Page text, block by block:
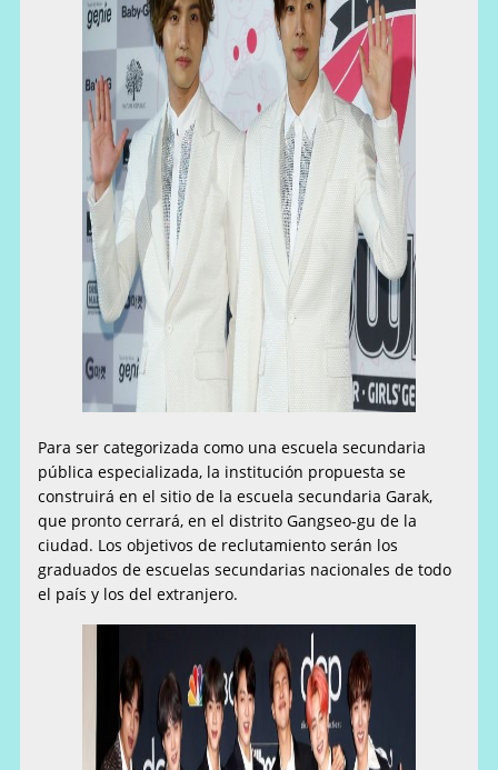
Para ser categorizada como una escuela secundaria
pública especializada, la institución propuesta se
construirá en el sitio de la escuela secundaria Garak,
que pronto cerrará, en el distrito Gangseo-gu de la
ciudad. Los objetivos de reclutamiento serán los
graduados de escuelas secundarias nacionales de todo
el país y los del extranjero.